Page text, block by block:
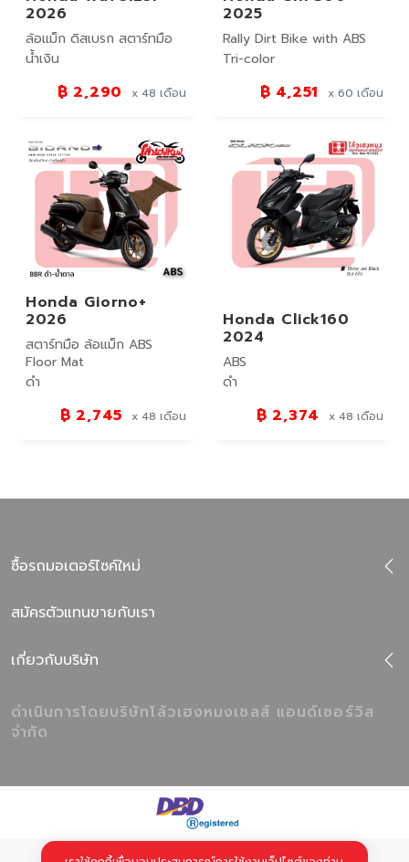
2026
ล้อแม็ก ดิสเบรก สตาร์ทมือ
น้ำเงิน
฿ 2,290 x 48 เดือน
2025
Rally Dirt Bike with ABS
Tri-color
฿ 4,251 x 60 เดือน
Honda Giorno+
2026
สตาร์ทมือ ล้อแม็ก ABS
Floor Mat
ดำ
฿ 2,745 x 48 เดือน
Honda Click160
2024
ABS
ดำ
฿ 2,374 x 48 เดือน
ซื้อรถมอเตอร์ไซค์ใหม่
สมัครตัวแทนขายกับเรา
เกี่ยวกับบริษัท
ดำเนินการโดยบริษัทโล้วเฮงหมงเซลส์ แอนด์เซอร์วิส
จำกัด